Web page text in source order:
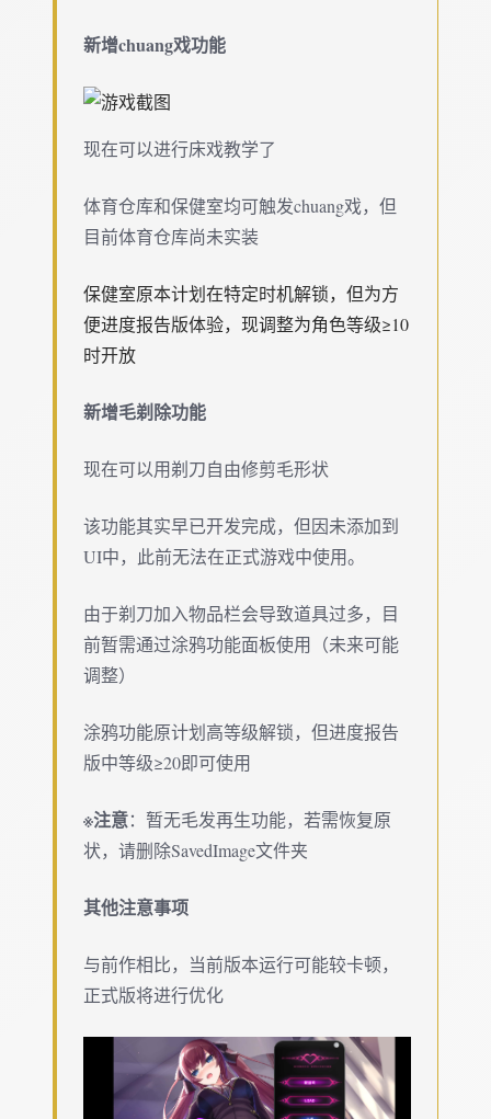
新增chuang戏功能
现在可以进行床戏教学了
体育仓库和保健室均可触发chuang戏，但
目前体育仓库尚未实装
保健室原本计划在特定时机解锁，但为方
便进度报告版体验，现调整为角色等级≥10
时开放
新增毛剃除功能
现在可以用剃刀自由修剪毛形状
该功能其实早已开发完成，但因未添加到
UI中，此前无法在正式游戏中使用。
由于剃刀加入物品栏会导致道具过多，目
前暂需通过涂鸦功能面板使用（未来可能
调整）
涂鸦功能原计划高等级解锁，但进度报告
版中等级≥20即可使用
※注意：暂无毛发再生功能，若需恢复原
状，请删除SavedImage文件夹
其他注意事项
与前作相比，当前版本运行可能较卡顿，
正式版将进行优化